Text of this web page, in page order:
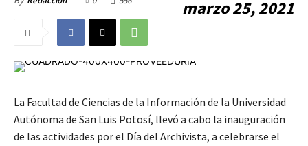
marzo 25, 2021
La Facultad de Ciencias de la Información de la Universidad
Autónoma de San Luis Potosí, llevó a cabo la inauguración
de las actividades por el Día del Archivista, a celebrarse el